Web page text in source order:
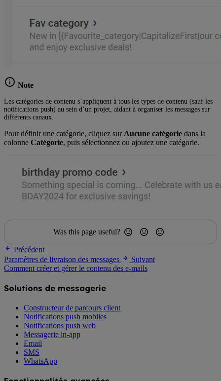
Note
Les catégories de contenu s’appliquent à tous les types de contenu (sauf les
notifications push) au sein d’un projet, aidant à organiser les messages sur
différents canaux.
Pour définir une catégorie, cliquez sur Aucune catégorie dans la
colonne Catégorie, puis sélectionnez ou ajoutez une catégorie.
Was this page useful?
Précédent
Paramètres de livraison des messages
Suivant
Comment créer et gérer le contenu des e-mails
Solutions de messagerie
Constructeur de parcours client
Notifications push mobiles
Notifications push web
Messagerie in-app
Email
SMS
WhatsApp